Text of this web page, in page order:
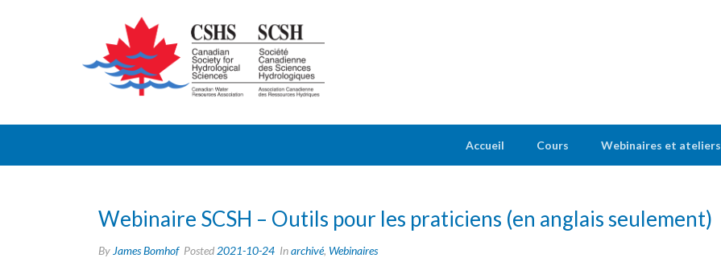
Accueil Cours Webinaires et ateliers
Webinaire SCSH – Outils pour les praticiens (en anglais seulement)
By James Bomhof Posted 2021-10-24 Inarchivé, Webinaires